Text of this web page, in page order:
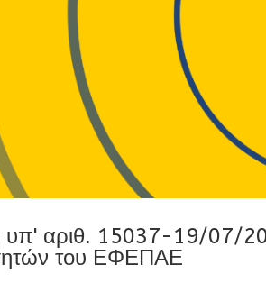
υπ' αριθ. 15037-19/07/
του ΕΦΕΠΑΕ